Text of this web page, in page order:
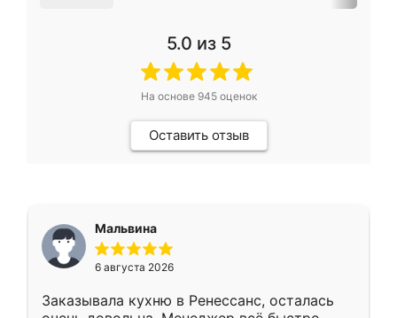
5.0 из 5
На основе 945оценок
Оставить отзыв
Мальвина
6 августа 2026
Заказывала кухню в Ренессанс, осталась